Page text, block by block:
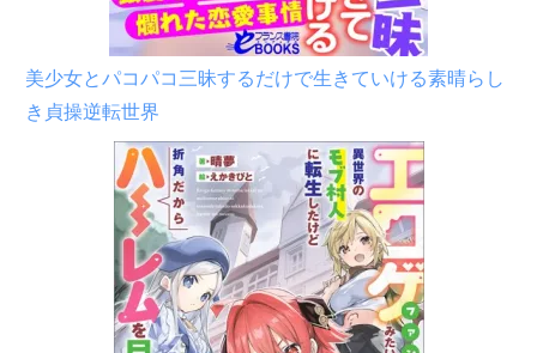
美少女とパコパコ三昧するだけで生きていける素晴らし
き貞操逆転世界